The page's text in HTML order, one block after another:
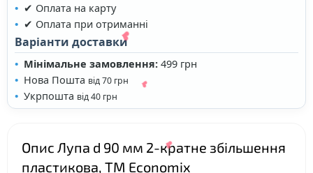
✔ Оплата на карту
✔ Оплата при отриманні
Варіанти доставки
Мінімальне замовлення: 499 грн
Нова Пошта від 70 грн
Укрпошта від 40 грн
Опис Лупа d 90 мм 2-кратне збільшення
пластикова, TM Economix
❤